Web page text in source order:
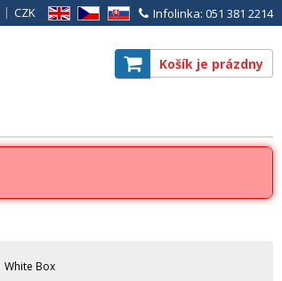
Infolinka: 051 381 2214
EN CZ SK
CZK
Košík je prázdny
White Box